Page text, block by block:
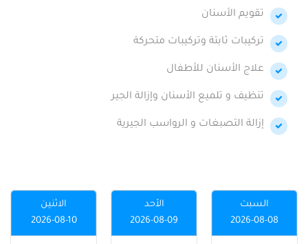
تقويم الأسنان
تركيبات ثابتة وتركيبات متحركة
علاج الأسنان للأطفال
تنظيف و تلميع الأسنان وإزالة الجير
إزالة التصبغات و الرواسب الجيرية
السبت
2026-08-08
الأحد
2026-08-09
الاثنين
2026-08-10